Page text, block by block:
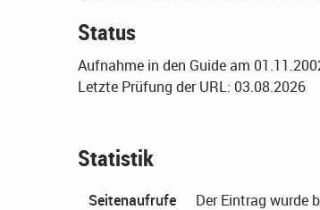
Status
Aufnahme in den Guide am
Letzte Prüfung der URL: 03.08.2026
Statistik
Seitenaufrufe Der Eintrag wurde